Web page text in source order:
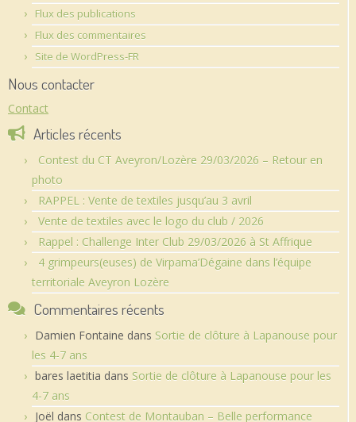
Flux des publications
Flux des commentaires
Site de WordPress-FR
Nous contacter
Contact
Articles récents
Contest du CT Aveyron/Lozère 29/03/2026 – Retour en
photo
RAPPEL : Vente de textiles jusqu’au 3 avril
Vente de textiles avec le logo du club / 2026
Rappel : Challenge Inter Club 29/03/2026 à St Affrique
4 grimpeurs(euses) de Virpama’Dégaine dans l’équipe
territoriale Aveyron Lozère
Commentaires récents
Damien Fontaine dans Sortie de clôture à Lapanouse pour
les 4-7 ans
bares laetitia dans Sortie de clôture à Lapanouse pour les
4-7 ans
Joël dans Contest de Montauban – Belle performance